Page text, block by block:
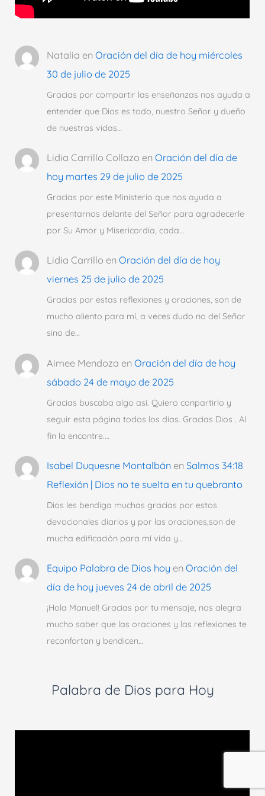
Natalia en Oración del día de hoy miércoles
30 de julio de 2025
Gracias por compartir las enseñanzas nos ayuda a
entender que Dios es todo, nuestro Señor y dueño
de nuestras vidas…
Lidia Carrillo Collazo en Oración del día de
hoy martes 29 de julio de 2025
Gracias por este Ministerio que nos ayuda a
presentarnos delante del Señor para agradecerle
por Su Amor y Misericordia, cada…
Lidia Carrillo en Oración del día de hoy
viernes 25 de julio de 2025
Gracias por estas reflexiones y oraciones, son de
mucho aliento para mí, a veces dudo no del Señor
sino de…
Aimee Mendoza en Oración del día de hoy
sábado 24 de mayo de 2025
Gracias buscaba algo así. Quiero conpartirlo y
seguir esta página todos los días. Gracias Dios . Al
fin la encontre.…
Isabel Duquesne Montalbánen Salmos 34:18
Reflexión | Dios no te suelta en tu quebranto
Dios les bendiga muchas gracias por estos
devocionales diarios y por las oraciones,son de
mucha edificación para mí vida y…
Equipo Palabra de Dios hoy en Oración del
día de hoy jueves 24 de abril de 2025
¡Hola Manuel! Gracias por tu mensaje, nos alegra
mucho saber que las oraciones y las reflexiones te
reconfortan y bendicen…
Palabra de Dios para Hoy